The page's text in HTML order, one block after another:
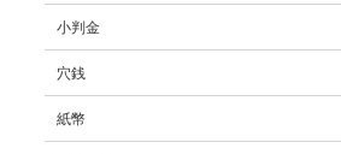
小判金
穴銭
紙幣